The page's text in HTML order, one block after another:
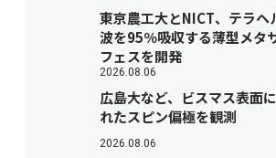
東京農工大とNICT、テラヘ
波を95％吸収する薄型メタ
フェスを開発
2026.08.06
広島大など、ビスマス表面
れたスピン偏極を観測
2026.08.06